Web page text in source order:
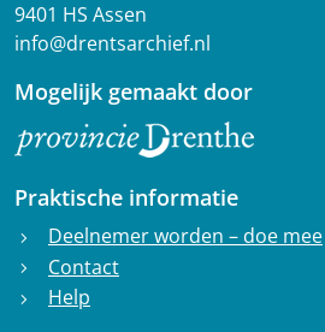
9401 HS Assen
info@drentsarchief.nl
Mogelijk gemaakt door
Praktische informatie
chevron_right Deelnemer worden – doe mee
chevron_right Contact
chevron_right Help